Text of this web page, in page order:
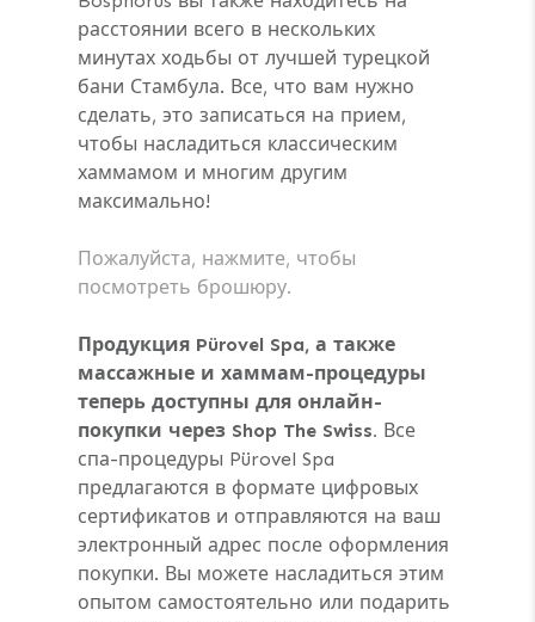
расстоянии всего в нескольких
минутах ходьбы от лучшей турецкой
бани Стамбула. Все, что вам нужно
сделать, это записаться на прием,
чтобы насладиться классическим
хаммамом и многим другим
максимально!
Пожалуйста, нажмите, чтобы
посмотреть брошюру.
Продукция Pürovel Spa, а также
массажные и хаммам-процедуры
теперь доступны для онлайн-
покупки через Shop The Swiss. Все
спа-процедуры Pürovel Spa
предлагаются в формате цифровых
сертификатов и отправляются на ваш
электронный адрес после оформления
покупки. Вы можете насладиться этим
опытом самостоятельно или подарить